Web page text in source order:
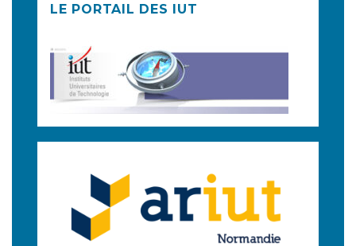
LE PORTAIL DES IUT